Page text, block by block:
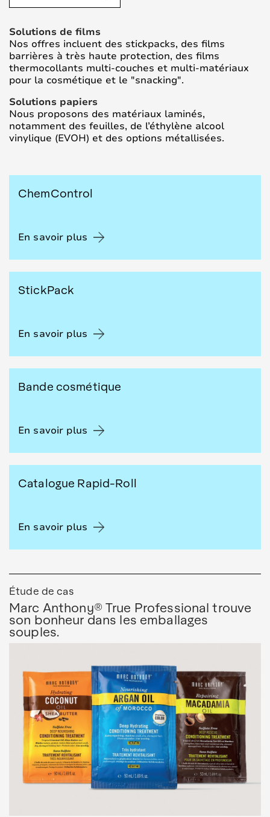
Solutions de films
Nos offres incluent des stickpacks, des films
barrières à très haute protection, des films
thermocollants multi-couches et multi-matériaux
pour la cosmétique et le "snacking".
Solutions papiers
Nous proposons des matériaux laminés,
notamment des feuilles, de l’éthylène alcool
vinylique (EVOH) et des options métallisées.
ChemControl
En savoir plus
StickPack
En savoir plus
Bande cosmétique
En savoir plus
Catalogue Rapid-Roll
En savoir plus
Étude de cas
Marc Anthony® True Professional trouve
son bonheur dans les emballages
souples.